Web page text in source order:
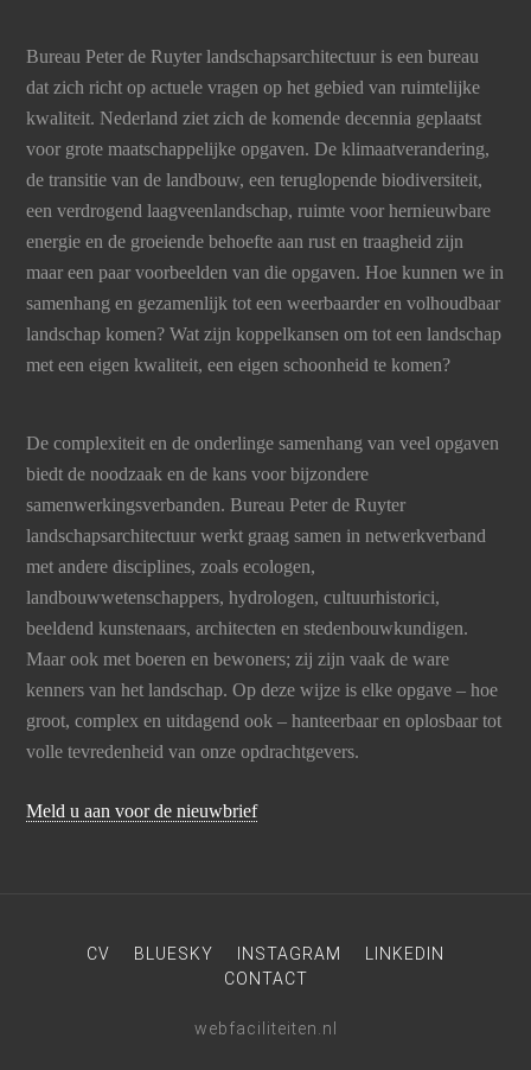
Bureau Peter de Ruyter landschapsarchitectuur is een bureau
dat zich richt op actuele vragen op het gebied van ruimtelijke
kwaliteit. Nederland ziet zich de komende decennia geplaatst
voor grote maatschappelijke opgaven. De klimaatverandering,
de transitie van de landbouw, een teruglopende biodiversiteit,
een verdrogend laagveenlandschap, ruimte voor hernieuwbare
energie en de groeiende behoefte aan rust en traagheid zijn
maar een paar voorbeelden van die opgaven. Hoe kunnen we in
samenhang en gezamenlijk tot een weerbaarder en volhoudbaar
landschap komen? Wat zijn koppelkansen om tot een landschap
met een eigen kwaliteit, een eigen schoonheid te komen?
De complexiteit en de onderlinge samenhang van veel opgaven
biedt de noodzaak en de kans voor bijzondere
samenwerkingsverbanden. Bureau Peter de Ruyter
landschapsarchitectuur werkt graag samen in netwerkverband
met andere disciplines, zoals ecologen,
landbouwwetenschappers, hydrologen, cultuurhistorici,
beeldend kunstenaars, architecten en stedenbouwkundigen.
Maar ook met boeren en bewoners; zij zijn vaak de ware
kenners van het landschap. Op deze wijze is elke opgave – hoe
groot, complex en uitdagend ook – hanteerbaar en oplosbaar tot
volle tevredenheid van onze opdrachtgevers.
Meld u aan voor de nieuwbrief
CV BLUESKY INSTAGRAM
LINKEDIN
CONTACT
webfaciliteiten.nl